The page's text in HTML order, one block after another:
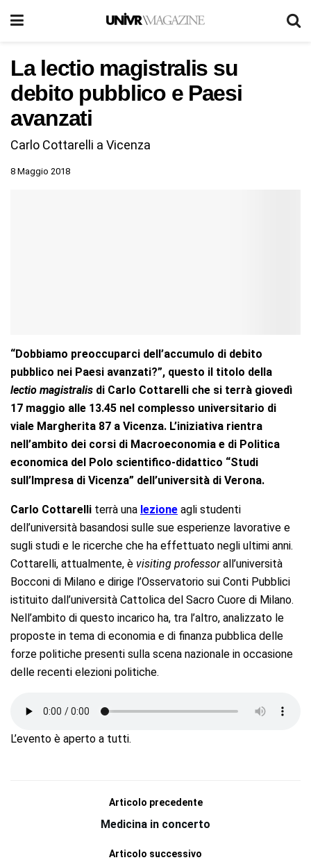
La lectio magistralis su
debito pubblico e Paesi
avanzati
Carlo Cottarelli a Vicenza
8 Maggio 2018
“Dobbiamo preoccuparci dell’accumulo di debito
pubblico nei Paesi avanzati?”, questo il titolo della
lectio magistralis di Carlo Cottarelli che si terrà giovedì
17 maggio alle 13.45 nel complesso universitario di
viale Margherita 87 a Vicenza. L’iniziativa rientra
nell’ambito dei corsi di Macroeconomia e di Politica
economica del Polo scientifico-didattico “Studi
sull’Impresa di Vicenza” dell’università di Verona.
Carlo Cottarelli terrà una lezione agli studenti
dell’università basandosi sulle sue esperienze lavorative e
sugli studi e le ricerche che ha effettuato negli ultimi anni.
Cottarelli, attualmente, è visiting professorall’università
Bocconi di Milano e dirige l’Osservatorio sui Conti Pubblici
istituito dall’università Cattolica del Sacro Cuore di Milano.
Nell’ambito di questo incarico ha, tra l’altro, analizzato le
proposte in tema di economia e di finanza pubblica delle
forze politiche presenti sulla scena nazionale in occasione
delle recenti elezioni politiche.
L’evento è aperto a tutti.
Articolo precedente
Medicina in concerto
Articolo successivo